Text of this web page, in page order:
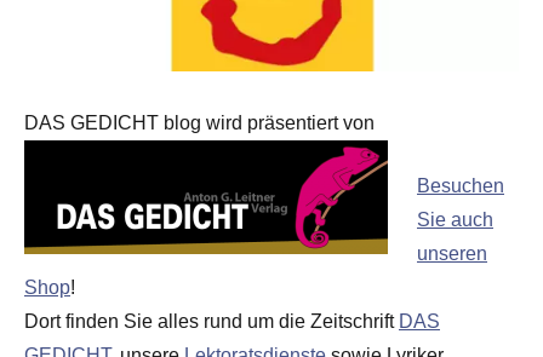
DAS GEDICHT blog wird präsentiert von
Besuchen
Sie auch
unseren
Shop!
Dort finden Sie alles rund um die Zeitschrift DAS